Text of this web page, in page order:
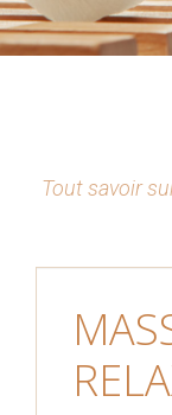
Tout savoir